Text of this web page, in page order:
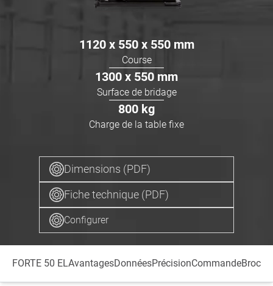
1120 x 550 x 550 mm
Course
1300 x 550 mm
Surface de bridage
800 kg
Charge de la table fixe
Dimensions (PDF)
Fiche technique (PDF)
Configurer
FORTE 50 ELAvantagesDonnéesPrécisionCommandeBroche